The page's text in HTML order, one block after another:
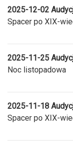
2025-12-02
Spacer po XIX-
2025-11-25
Noc listopadowa
2025-11-18
Spacer po XIX-